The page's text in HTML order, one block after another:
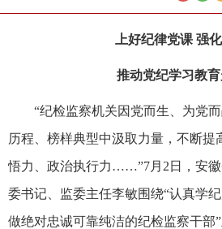
上好纪律党课 强
推动党纪学习教
“纪检监察机关因党而生、为党
历程、榜样典型中汲取力量，不断提
悟力、政治执行力……”7月2日，安
委书记、监委主任李敏围绕“认真学
做绝对忠诚可靠纯洁的纪检监察干部